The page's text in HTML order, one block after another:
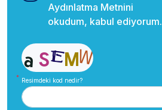
Aydınlatma Metnini
okudum, kabul ediyorum.
Resimdeki kod nedir?